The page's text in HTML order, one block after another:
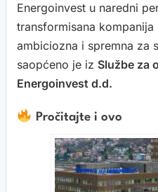
Energoinvest u naredni
transformisana
ambiciozna i spremna za
saopćeno je iz Službe za
Energoinvest d.d.
Pročitajte i ovo